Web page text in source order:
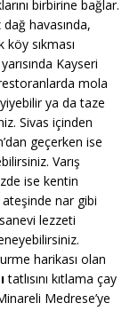
birbirine bağlar.
havasında,
sıkması
Kayseri
mola
ya da taze
Sivas içinden
geçerken ise
Varış
ise kentin
nar gibi
lezzeti
harikası olan
tatlısını kıtlama çay
Medrese’ye